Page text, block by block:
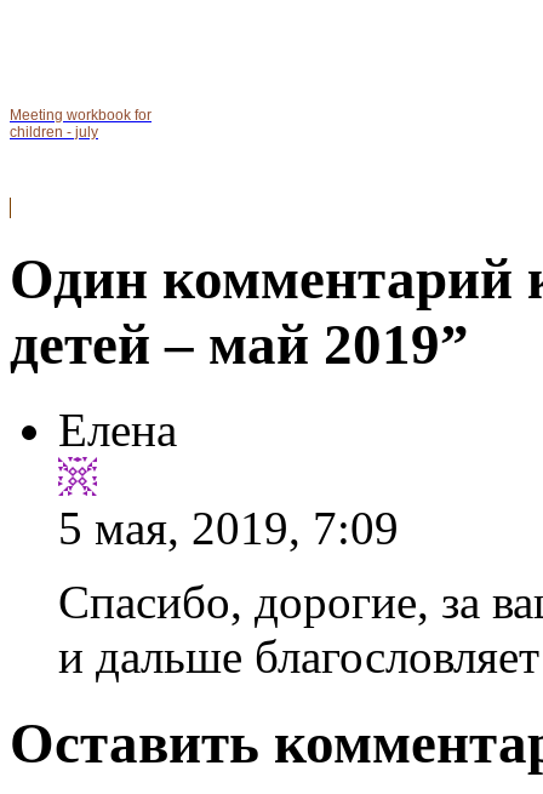
Meeting workbook for
children - july
Один комментарий
детей – май 2019”
Елена
5 мая, 2019, 7:09
Спасибо, дорогие, за
и дальше
Оставить